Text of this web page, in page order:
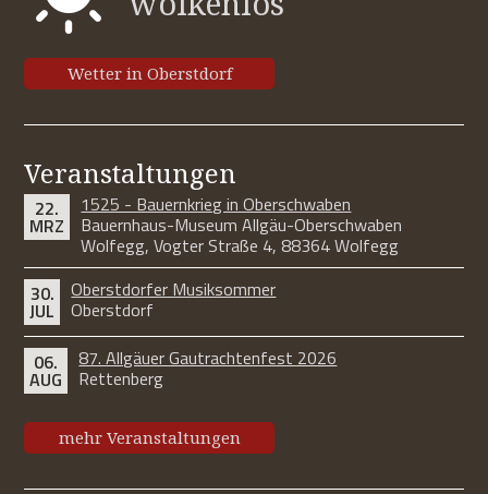
Wetter in Oberstdorf
Veranstaltungen
22.
MRZ
1525 - Bauernkrieg in Oberschwaben
Bauernhaus-Museum Allgäu-Oberschwaben
Wolfegg, Vogter Straße 4, 88364 Wolfegg
30.
JUL
Oberstdorfer Musiksommer
Oberstdorf
06.
AUG
87. Allgäuer Gautrachtenfest 2026
Rettenberg
mehr Veranstaltungen